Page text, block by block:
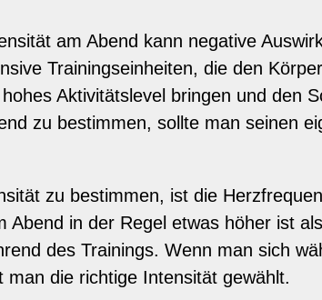
am Abend kann negative
Trainingseinheiten, die den
Aktivitätslevel bringen und den
zu bestimmen, sollte man seinen
zu bestimmen, ist die
Abend in der Regel etwas höher ist
des Trainings. Wenn man sich
man die richtige Intensität gewählt.